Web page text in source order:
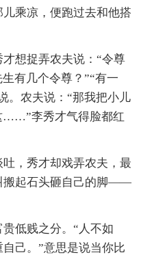
乘凉，便跑过去和他搭
想捉弄农夫说：“令尊
有几个令尊？”“有一
。农夫说：“那我把小儿
李秀才气得脸都红
，秀才却戏弄农夫，最
搬起石头砸自己的脚——
低贱之分。“人不如
己。”意思是说当你比